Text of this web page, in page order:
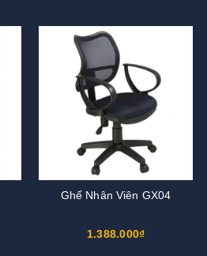
Ghế Nhân Viên GX04
1.388.000₫